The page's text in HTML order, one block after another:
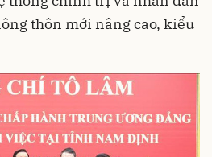
thôn mới nâng cao, kiểu